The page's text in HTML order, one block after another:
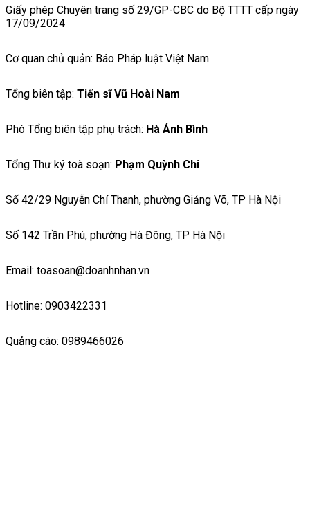
Giấy phép Chuyên trang số 29/GP-CBC do Bộ TTTT cấp ngày
17/09/2024
Cơ quan chủ quản: Báo Pháp luật Việt Nam
Tổng biên tập: Tiến sĩ Vũ Hoài Nam
Phó Tổng biên tập phụ trách: Hà Ánh Bình
Tổng Thư ký toà soạn: Phạm Quỳnh Chi
Số 42/29 Nguyễn Chí Thanh, phường Giảng Võ, TP Hà Nội
Số 142 Trần Phú, phường Hà Đông, TP Hà Nội
Email: toasoan@doanhnhan.vn
Hotline: 0903422331
Quảng cáo: 0989466026